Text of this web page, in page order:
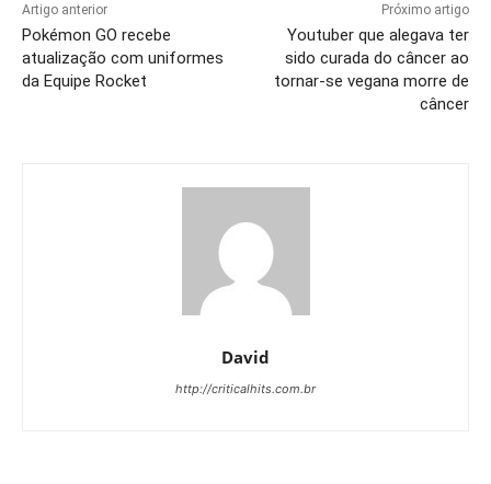
Artigo anterior
Pokémon GO recebe
atualização com uniformes
da Equipe Rocket
Próximo artigo
Youtuber que alegava ter
sido curada do câncer ao
tornar-se vegana morre de
câncer
David
http://criticalhits.com.br